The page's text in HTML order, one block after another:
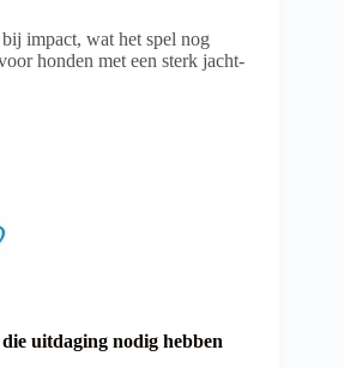
impact, wat het spel nog
honden met een sterk jacht-
uitdaging nodig hebben